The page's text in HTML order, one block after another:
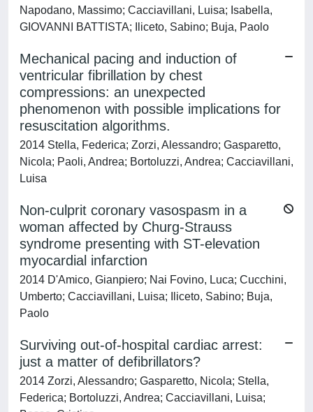
Napodano, Massimo; Cacciavillani, Luisa; Isabella,
GIOVANNI BATTISTA; Iliceto, Sabino; Buja, Paolo
Mechanical pacing and induction of
ventricular fibrillation by chest
compressions: an unexpected
phenomenon with possible implications for
resuscitation algorithms.
2014 Stella, Federica; Zorzi, Alessandro; Gasparetto,
Nicola; Paoli, Andrea; Bortoluzzi, Andrea; Cacciavillani,
Luisa
Non-culprit coronary vasospasm in a
woman affected by Churg-Strauss
syndrome presenting with ST-elevation
myocardial infarction
2014 D'Amico, Gianpiero; Nai Fovino, Luca; Cucchini,
Umberto; Cacciavillani, Luisa; Iliceto, Sabino; Buja,
Paolo
Surviving out-of-hospital cardiac arrest:
just a matter of defibrillators?
2014 Zorzi, Alessandro; Gasparetto, Nicola; Stella,
Federica; Bortoluzzi, Andrea; Cacciavillani, Luisa;